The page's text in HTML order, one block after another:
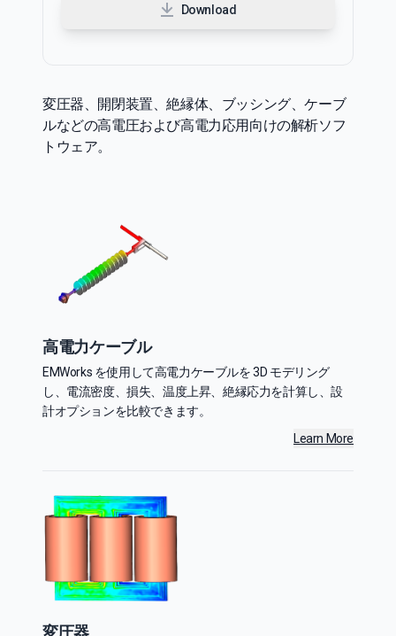
Download
変圧器、開閉装置、絶縁体、ブッシング、ケーブ
ルなどの高電圧および高電力応用向けの解析ソフ
トウェア。
高電力ケーブル
EMWorks を使用して高電力ケーブルを 3D モデリング
し、電流密度、損失、温度上昇、絶縁応力を計算し、設
計オプションを比較できます。
Learn More
変圧器